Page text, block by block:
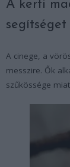
A kerti
segítséget
A cinege, a
messzire. Ők
szűkössége